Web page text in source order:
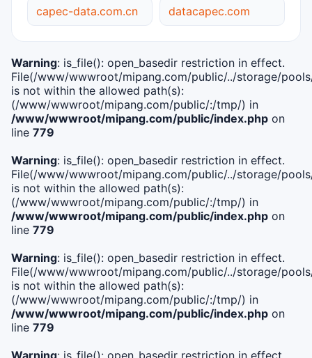
capec-data.com.cn datacapec.com
Warning: is_file(): open_basedir restriction in effect.
File(/www/wwwroot/mipang.com/public/../storage/
is not within the allowed path(s):
(/www/wwwroot/mipang.com/public/:/tmp/) in
/www/wwwroot/mipang.com/public/index.php on
line 779
Warning: is_file(): open_basedir restriction in effect.
File(/www/wwwroot/mipang.com/public/../storage/
is not within the allowed path(s):
(/www/wwwroot/mipang.com/public/:/tmp/) in
/www/wwwroot/mipang.com/public/index.php on
line 779
Warning: is_file(): open_basedir restriction in effect.
File(/www/wwwroot/mipang.com/public/../storage/
is not within the allowed path(s):
(/www/wwwroot/mipang.com/public/:/tmp/) in
/www/wwwroot/mipang.com/public/index.php on
line 779
Warning: is_file(): open_basedir restriction in effect.